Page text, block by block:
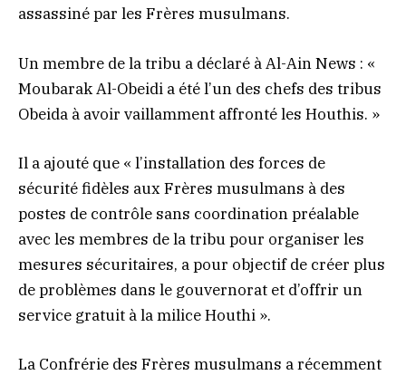
assassiné par les Frères musulmans.
Un membre de la tribu a déclaré à Al-Ain News : «
Moubarak Al-Obeidi a été l’un des chefs des tribus
Obeida à avoir vaillamment affronté les Houthis. »
Il a ajouté que « l’installation des forces de
sécurité fidèles aux Frères musulmans à des
postes de contrôle sans coordination préalable
avec les membres de la tribu pour organiser les
mesures sécuritaires, a pour objectif de créer plus
de problèmes dans le gouvernorat et d’offrir un
service gratuit à la milice Houthi ».
La Confrérie des Frères musulmans a récemment